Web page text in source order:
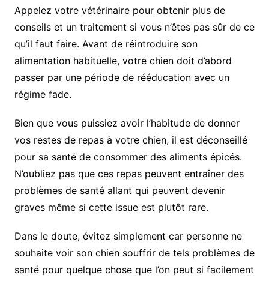
Appelez votre vétérinaire pour obtenir plus de
conseils et un traitement si vous n’êtes pas sûr de ce
qu’il faut faire. Avant de réintroduire son
alimentation habituelle, votre chien doit d’abord
passer par une période de rééducation avec un
régime fade.
Bien que vous puissiez avoir l’habitude de donner
vos restes de repas à votre chien, il est déconseillé
pour sa santé de consommer des aliments épicés.
N’oubliez pas que ces repas peuvent entraîner des
problèmes de santé allant qui peuvent devenir
graves même si cette issue est plutôt rare.
Dans le doute, évitez simplement car personne ne
souhaite voir son chien souffrir de tels problèmes de
santé pour quelque chose que l’on peut si facilement